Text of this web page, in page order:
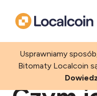
Usprawniamy
Bitomaty Localcoin